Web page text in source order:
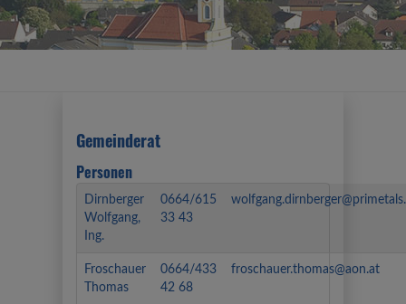
Gemeinderat
Personen
Dirnberger
Wolfgang,
Ing.
0664/615
33 43
Froschauer
Thomas
0664/433
42 68
froschauer.thomas@aon.at